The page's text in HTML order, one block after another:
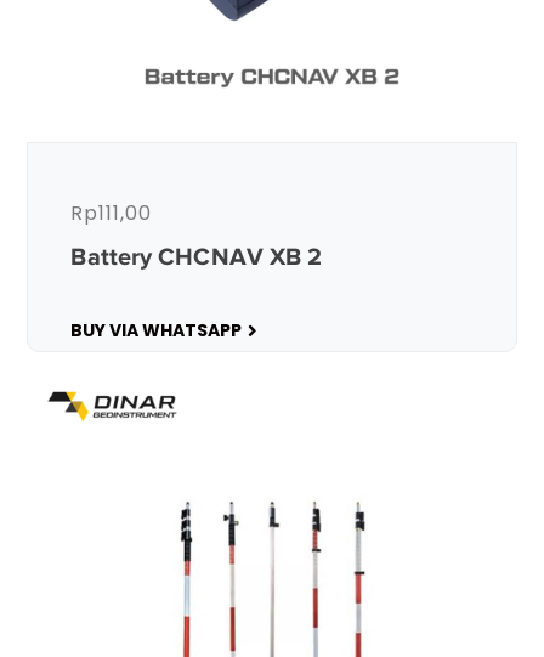
Battery CHCNAV XB 2
Rp111,00
BUY VIA WHATSAPP